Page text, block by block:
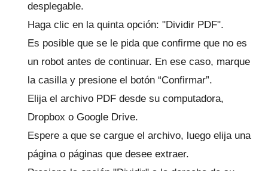
desplegable.
Haga clic en la quinta opción: "Dividir PDF".
Es posible que se le pida que confirme que no es
un robot antes de continuar. En ese caso, marque
la casilla y presione el botón “Confirmar”.
Elija el archivo PDF desde su computadora,
Dropbox o Google Drive.
Espere a que se cargue el archivo, luego elija una
página o páginas que desee extraer.